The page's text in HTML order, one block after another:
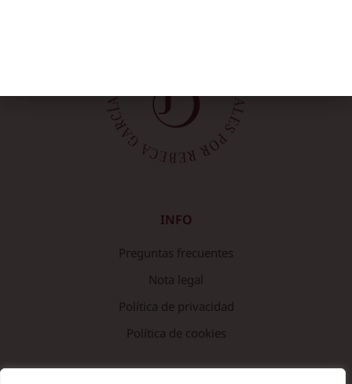
INFO
Preguntas frecuentes
Nota legal
Política de privacidad
Política de cookies